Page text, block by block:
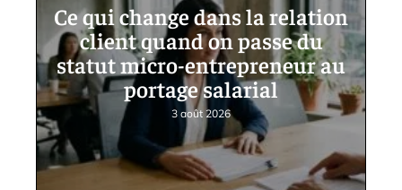
Ce qui change dans la relation
client quand on passe du
statut micro-entrepreneur au
portage salarial
3 août 2026